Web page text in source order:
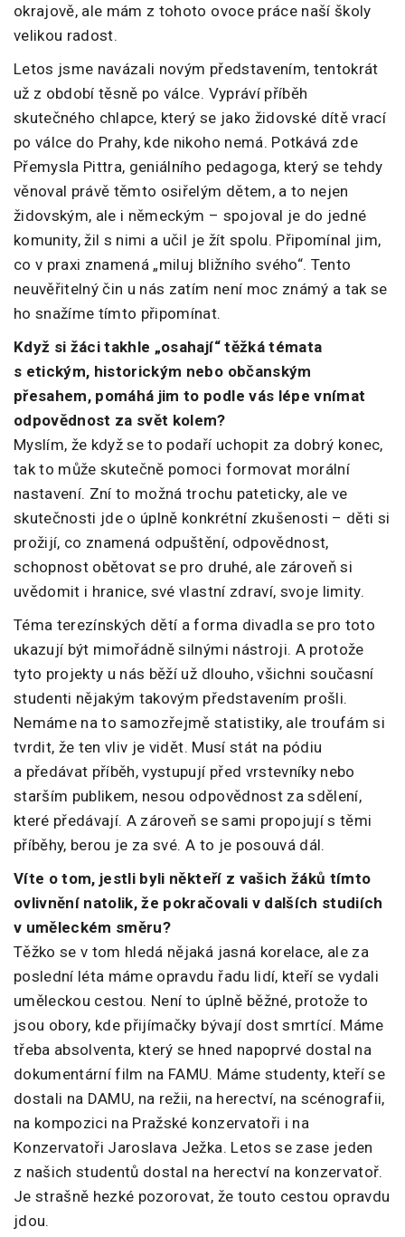
okrajově, ale mám z tohoto ovoce práce naší školy
velikou radost.
Letos jsme navázali novým představením, tentokrát
už z období těsně po válce. Vypráví příběh
skutečného chlapce, který se jako židovské dítě vrací
po válce do Prahy, kde nikoho nemá. Potkává zde
Přemysla Pittra, geniálního pedagoga, který se tehdy
věnoval právě těmto osiřelým dětem, a to nejen
židovským, ale i německým – spojoval je do jedné
komunity, žil s nimi a učil je žít spolu. Připomínal jim,
co v praxi znamená „miluj bližního svého“. Tento
neuvěřitelný čin u nás zatím není moc známý a tak se
ho snažíme tímto připomínat.
Když si žáci takhle „osahají“ těžká témata
s etickým, historickým nebo občanským
přesahem, pomáhá jim to podle vás lépe vnímat
odpovědnost za svět kolem?
Myslím, že když se to podaří uchopit za dobrý konec,
tak to může skutečně pomoci formovat morální
nastavení. Zní to možná trochu pateticky, ale ve
skutečnosti jde o úplně konkrétní zkušenosti – děti si
prožijí, co znamená odpuštění, odpovědnost,
schopnost obětovat se pro druhé, ale zároveň si
uvědomit i hranice, své vlastní zdraví, svoje limity.
Téma terezínských dětí a forma divadla se pro toto
ukazují být mimořádně silnými nástroji. A protože
tyto projekty u nás běží už dlouho, všichni současní
studenti nějakým takovým představením prošli.
Nemáme na to samozřejmě statistiky, ale troufám si
tvrdit, že ten vliv je vidět. Musí stát na pódiu
a předávat příběh, vystupují před vrstevníky nebo
starším publikem, nesou odpovědnost za sdělení,
které předávají. A zároveň se sami propojují s těmi
příběhy, berou je za své. A to je posouvá dál.
Víte o tom, jestli byli někteří z vašich žáků tímto
ovlivnění natolik, že pokračovali v dalších studiích
v uměleckém směru?
Těžko se v tom hledá nějaká jasná korelace, ale za
poslední léta máme opravdu řadu lidí, kteří se vydali
uměleckou cestou. Není to úplně běžné, protože to
jsou obory, kde přijímačky bývají dost smrtící. Máme
třeba absolventa, který se hned napoprvé dostal na
dokumentární film na FAMU. Máme studenty, kteří se
dostali na DAMU, na režii, na herectví, na scénografii,
na kompozici na Pražské konzervatoři i na
Konzervatoři Jaroslava Ježka. Letos se zase jeden
z našich studentů dostal na herectví na konzervatoř.
Je strašně hezké pozorovat, že touto cestou opravdu
jdou.